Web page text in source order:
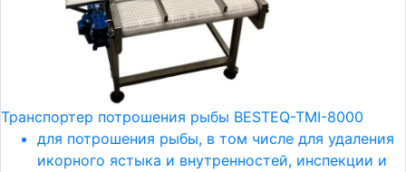
Транспортер потрошения рыбы BESTEQ-TMI-8000
для потрошения рыбы, в том числе для удаления
икорного ястыка и внутренностей, инспекции и